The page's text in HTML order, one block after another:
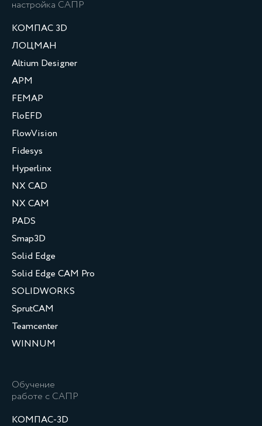
настройка САПР
КОМПАС 3D
ЛОЦМАН
Altium Designer
APM
FEMAP
FloEFD
FlowVision
Fidesys
Hyperlinx
NX CAD
NX CAM
PADS
Smap3D
Solid Edge
Solid Edge CAM Pro
SOLIDWORKS
SprutCAM
Teamcenter
WINNUM
Обучение
работе с САПР
КОМПАС-3D